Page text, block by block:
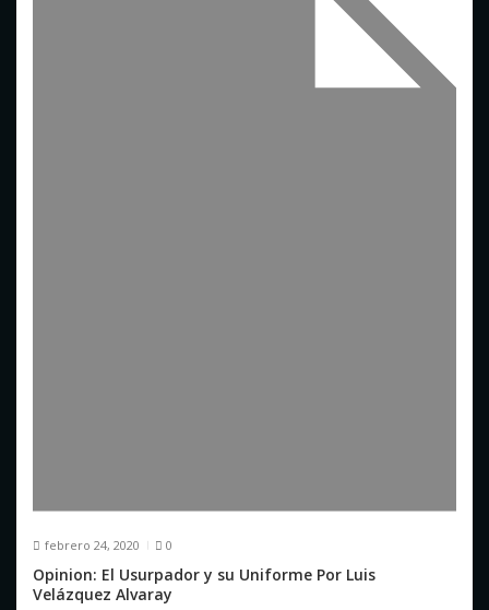
febrero 24, 2020 0
Opinion: El Usurpador y su Uniforme Por Luis
Velázquez Alvaray